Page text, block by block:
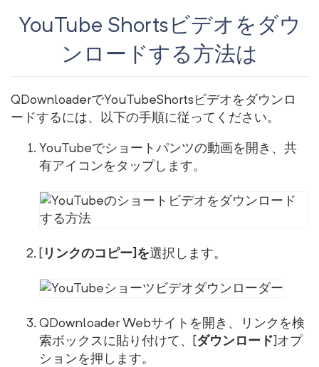
YouTube Shortsビデオをダウ
ンロードする方法は
QDownloaderでYouTubeShortsビデオをダウンロ
ードするには、以下の手順に従ってください。
YouTubeでショートパンツの動画を開き、共
有アイコンをタップします。
リンクのコピー]を選択します。
QDownloader Webサイトを開き、リンクを検
索ボックスに貼り付けて、[ ダウンロード ]オプ
ションを押します。